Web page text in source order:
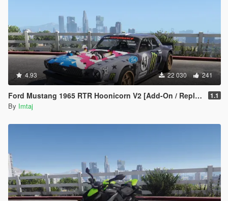
4.93 22 030 241
Ford Mustang 1965 RTR Hoonicorn V2 [Add-On / Replace] 1.1
By Imtaj